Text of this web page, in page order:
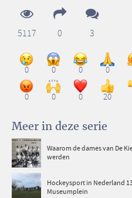
5117 0 3
0 0 0 0
0 0 0 20
Meer in deze serie
Waarom de dames van De
werden
Hockeysport in Nederland
Museumplein